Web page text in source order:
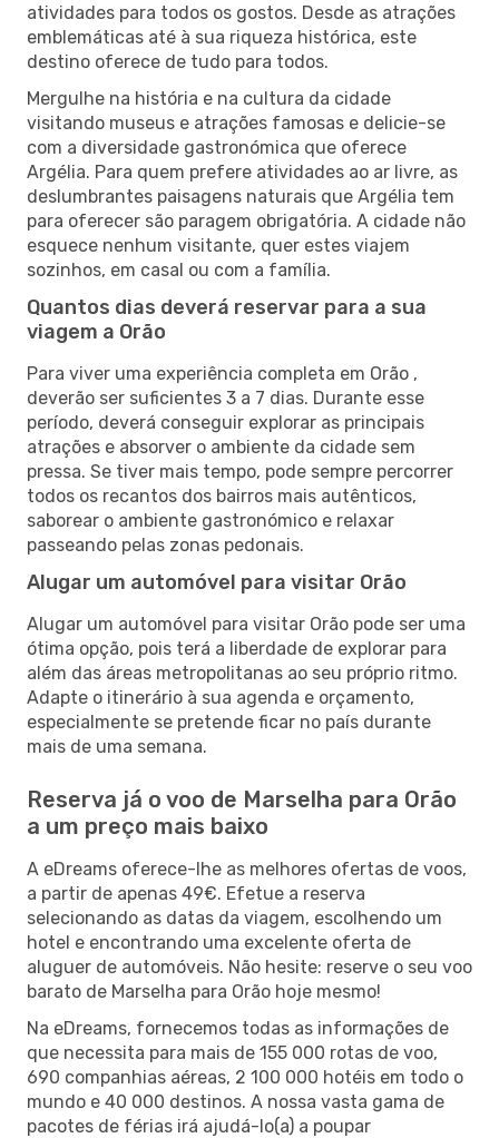
atividades para todos os gostos. Desde as atrações
emblemáticas até à sua riqueza histórica, este
destino oferece de tudo para todos.
Mergulhe na história e na cultura da cidade
visitando museus e atrações famosas e delicie-se
com a diversidade gastronómica que oferece
Argélia. Para quem prefere atividades ao ar livre, as
deslumbrantes paisagens naturais que Argélia tem
para oferecer são paragem obrigatória. A cidade não
esquece nenhum visitante, quer estes viajem
sozinhos, em casal ou com a família.
Quantos dias deverá reservar para a sua
viagem a Orão
Para viver uma experiência completa em Orão ,
deverão ser suficientes 3 a 7 dias. Durante esse
período, deverá conseguir explorar as principais
atrações e absorver o ambiente da cidade sem
pressa. Se tiver mais tempo, pode sempre percorrer
todos os recantos dos bairros mais autênticos,
saborear o ambiente gastronómico e relaxar
passeando pelas zonas pedonais.
Alugar um automóvel para visitar Orão
Alugar um automóvel para visitar Orão pode ser uma
ótima opção, pois terá a liberdade de explorar para
além das áreas metropolitanas ao seu próprio ritmo.
Adapte o itinerário à sua agenda e orçamento,
especialmente se pretende ficar no país durante
mais de uma semana.
Reserva já o voo de Marselha para Orão
a um preço mais baixo
A eDreams oferece-lhe as melhores ofertas de voos,
a partir de apenas 49€. Efetue a reserva
selecionando as datas da viagem, escolhendo um
hotel e encontrando uma excelente oferta de
aluguer de automóveis. Não hesite: reserve o seu voo
barato de Marselha para Orão hoje mesmo!
Na eDreams, fornecemos todas as informações de
que necessita para mais de 155 000 rotas de voo,
690 companhias aéreas, 2 100 000 hotéis em todo o
mundo e 40 000 destinos. A nossa vasta gama de
pacotes de férias irá ajudá-lo(a) a poupar